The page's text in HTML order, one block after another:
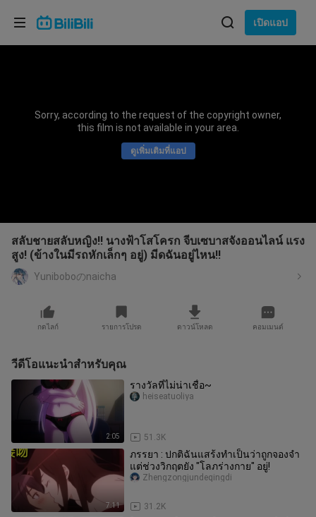
เปิดแอป
Sorry, according to the request of the copyright owner,
this film is not available in your area.
ดูเพิ่มเติมที่แอป
สลับชายสลับหญิง!! นางฟ้าโสโครก จีบเซบาสจังออนไลน์ แรง
สูง! (ข้างในมีรถหักเล็กๆ อยู่) มีดฉันอยู่ไหน!!
Yuniboboのnaicha
กดไลก์ รายการโปรด ดาวน์โหลด คอมเมนต์
วีดีโอแนะนำสำหรับคุณ
2:05
รางวัลที่ไม่น่าเชื่อ~
51.3K
heiseatuoliya
7:11
ภรรยา : ปกติฉันแสร้งทำเป็นว่าถูกจองจำ
แต่ช่วงวิกฤตยัง "โลภร่างกาย" อยู่!
31.2K
Zhengzongjundeqingdi
เลือกภาษา